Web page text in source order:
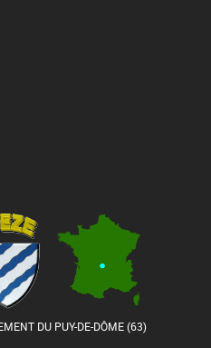
DU PUY-DE-DÔME (63)